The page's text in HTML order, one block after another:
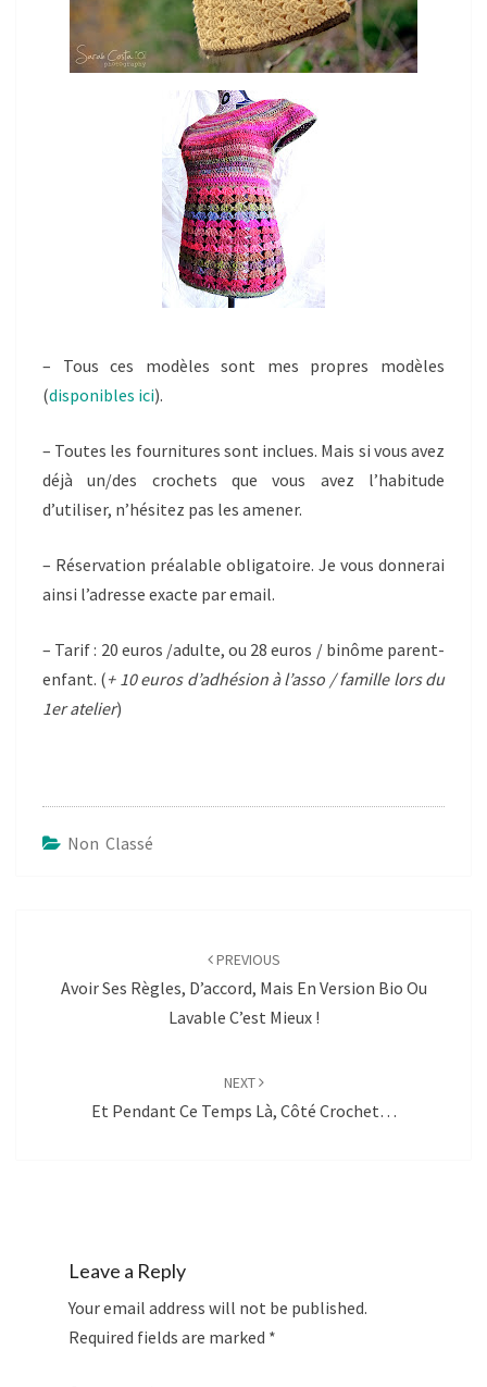
– Tous ces modèles sont mes propres modèles
(disponibles ici).
– Toutes les fournitures sont inclues. Mais si vous avez
déjà un/des crochets que vous avez l’habitude
d’utiliser, n’hésitez pas les amener.
– Réservation préalable obligatoire. Je vous donnerai
ainsi l’adresse exacte par email.
– Tarif : 20 euros /adulte, ou 28 euros / binôme parent-
enfant. (+ 10 euros d’adhésion à l’asso / famille lors du
1er atelier)
Non Classé
PREVIOUS
Avoir Ses Règles, D’accord, Mais En Version Bio Ou
Lavable C’est Mieux !
NEXT
Et Pendant Ce Temps Là, Côté Crochet…
Leave a Reply
Your email address will not be published.
Required fields are marked *